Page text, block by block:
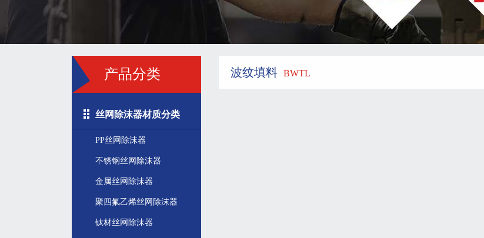
产品分类
丝网除沫器材质分类
PP丝网除沫器
不锈钢丝网除沫器
金属丝网除沫器
聚四氟乙烯丝网除沫器
钛材丝网除沫器
波纹填料 BWTL